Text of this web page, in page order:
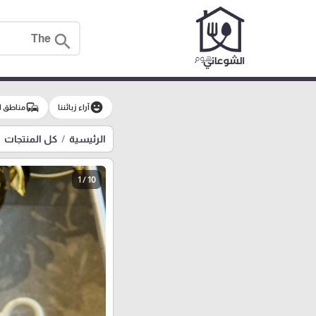
search
emoji_emotionsآراء زبائننا commuteمناطق
الرئيسية كل المنتجات
1 / 10